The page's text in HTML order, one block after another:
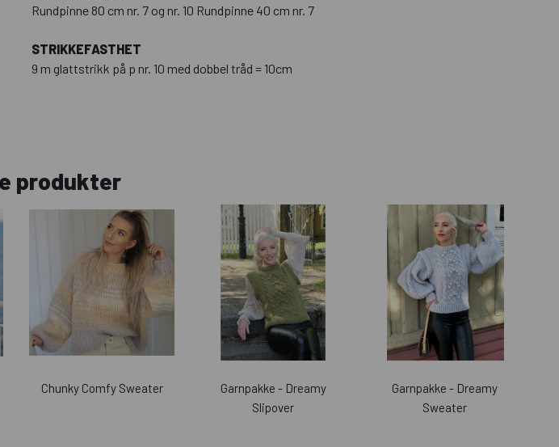
Rundpinne 80 cm nr. 7 og nr. 10 Rundpinne 40 cm nr. 7
STRIKKEFASTHET
9 m glattstrikk på p nr. 10 med dobbel tråd = 10cm
produkter
Chunky Comfy Sweater
Garnpakke - Dreamy
Slipover
Garnpakke - Dreamy
Sweater